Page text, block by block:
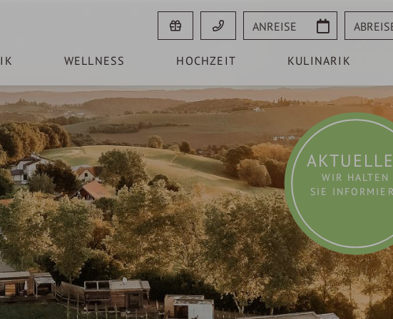
Anreise Abreise
WELLNESS HOCHZEIT KULINARIK
WIR HALTEN
SIE